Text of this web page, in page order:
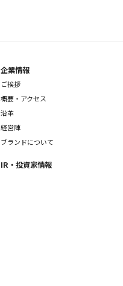
企業情報
ご挨拶
概要・アクセス
沿革
経営陣
ブランドについて
IR・投資家情報